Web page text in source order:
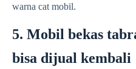
warna cat mobil.
5. Mobil bekas
bisa dijual kembali